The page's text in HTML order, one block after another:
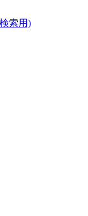
索用)